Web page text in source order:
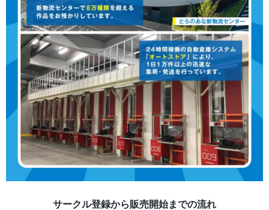
サークル登録から販売開始までの流れ